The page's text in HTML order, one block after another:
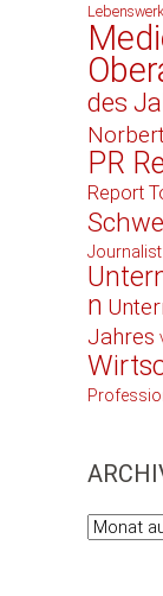
Lebenswerk
des
PR
Report
n
Jahres
Archiv